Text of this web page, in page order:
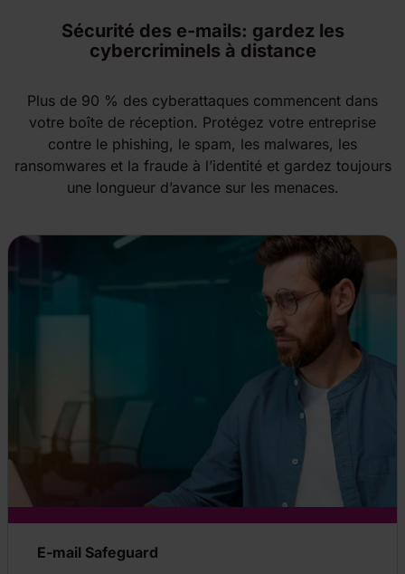
Sécurité des e-mails: gardez les
cybercriminels à distance
Plus de 90 % des cyberattaques commencent dans
votre boîte de réception. Protégez votre entreprise
contre le phishing, le spam, les malwares, les
ransomwares et la fraude à l’identité et gardez toujours
une longueur d’avance sur les menaces.
E-mail Safeguard